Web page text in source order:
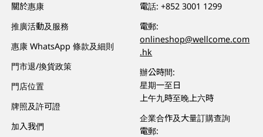
關於惠康
推廣活動及服務
惠康 WhatsApp 條款及細則
門市退/換貨政策
門店位置
牌照及許可證
加入我們
電話:+852 3001 1299
電郵:
onlineshop@wellcome.com
.hk
辦公時間:
星期一至日
上午九時至晚上六時
企業合作及大量訂購查詢
電郵: